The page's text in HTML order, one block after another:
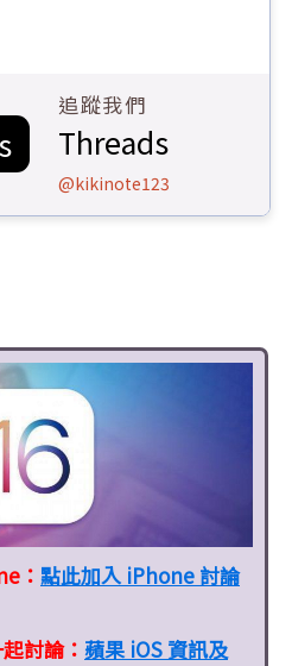
追蹤我們
Threads
@kikinote123
： 點此加入 iPhone 討論
討論： 蘋果 iOS 資訊及